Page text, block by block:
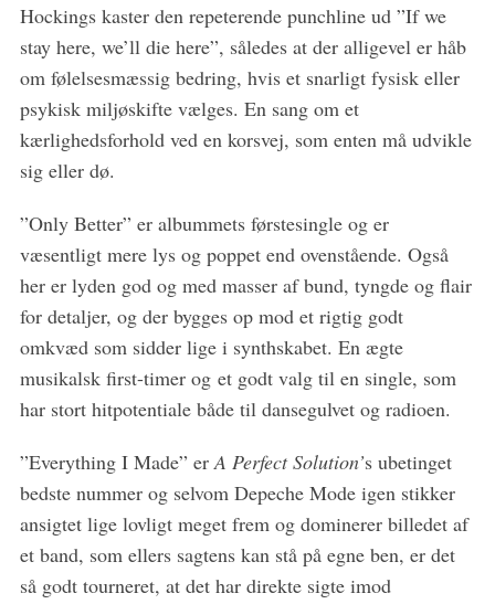
Hockings kaster den repeterende punchline ud ”If we
stay here, we’ll die here”, således at der alligevel er håb
om følelsesmæssig bedring, hvis et snarligt fysisk eller
psykisk miljøskifte vælges. En sang om et
kærlighedsforhold ved en korsvej, som enten må udvikle
sig eller dø.
”Only Better” er albummets førstesingle og er
væsentligt mere lys og poppet end ovenstående. Også
her er lyden god og med masser af bund, tyngde og flair
for detaljer, og der bygges op mod et rigtig godt
omkvæd som sidder lige i synthskabet. En ægte
musikalsk first-timer og et godt valg til en single, som
har stort hitpotentiale både til dansegulvet og radioen.
”Everything I Made” erA Perfect Solution’s ubetinget
bedste nummer og selvom Depeche Mode igen stikker
ansigtet lige lovligt meget frem og dominerer billedet af
et band, som ellers sagtens kan stå på egne ben, er det
så godt tourneret, at det har direkte sigte imod